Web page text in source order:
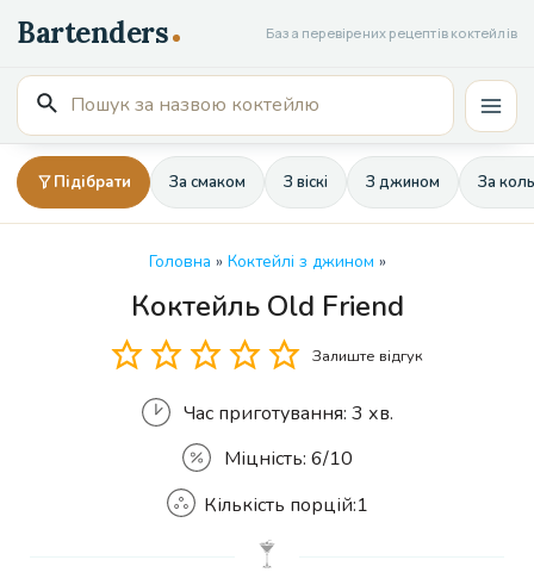
до
вмісту
База перевірених рецептів коктейлів
Пошук
для:
Підібрати За смаком З віскі З джином За
Головна » Коктейлі з джином »
Коктейль Old Friend
Залиште відгук
Час приготування: 3 хв.
Міцність: 6/10
Кількість
Кількість порцій:1